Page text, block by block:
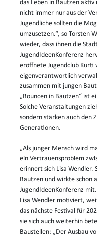
das Leben in Bautzen
nicht immer nur aus der
Jugendliche sollten die
umzusetzen.“, so Torsten
wieder, dass ihnen die
JugendIdeenKonferenz
eröffnete Jugendclub Kurti
eigenverantwortlich
zusammen mit jungen
„Bouncen in Bautzen“ ist
Solche Veranstaltungen
sondern stärken auch den
Generationen.
„Als junger Mensch wird
ein Vertrauensproblem
erinnert sich Lisa Wendler.
Bautzen und wirkte schon
JugendIdeenKonferenz
Lisa Wendler motiviert,
das nächste Festival für
sie sich auch weiterhin
Baustellen: „Der Ausbau